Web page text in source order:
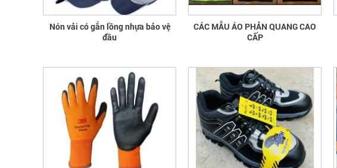
Nón vải có gắn lồng nhựa bảo vệ
đầu
CÁC MẪU ÁO PHẢN QUANG CAO
CẤP